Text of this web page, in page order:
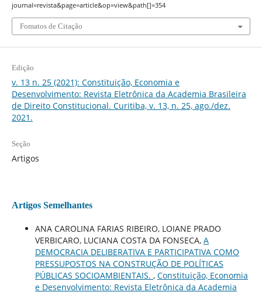
journal=revista&page=article&op=view&path[]=354
Fomatos de Citação
Edição
v. 13 n. 25 (2021): Constituição, Economia e
Desenvolvimento: Revista Eletrônica da Academia Brasileira
de Direito Constitucional. Curitiba, v. 13, n. 25, ago./dez.
2021.
Seção
Artigos
Artigos Semelhantes
ANA CAROLINA FARIAS RIBEIRO, LOIANE PRADO
VERBICARO, LUCIANA COSTA DA FONSECA, A
DEMOCRACIA DELIBERATIVA E PARTICIPATIVA COMO
PRESSUPOSTOS NA CONSTRUÇÃO DE POLÍTICAS
PÚBLICAS SOCIOAMBIENTAIS. , Constituição, Economia
e Desenvolvimento: Revista Eletrônica da Academia